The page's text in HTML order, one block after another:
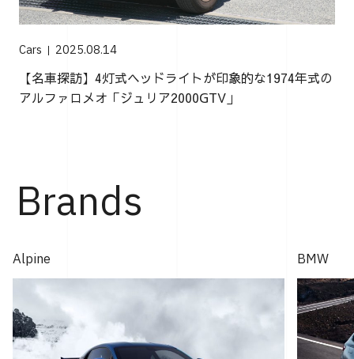
Cars 2025.08.14
【名車探訪】4灯式ヘッドライトが印象的な1974年式の
アルファロメオ「ジュリア2000GTV」
Brands
Alpine BMW